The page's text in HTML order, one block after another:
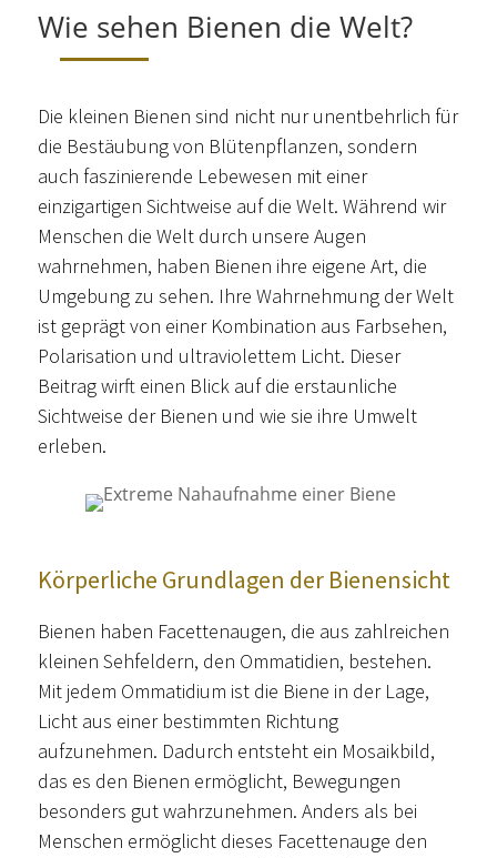
Wie sehen Bienen die Welt?
Die kleinen Bienen sind nicht nur unentbehrlich für
die Bestäubung von Blütenpflanzen, sondern
auch faszinierende Lebewesen mit einer
einzigartigen Sichtweise auf die Welt. Während wir
Menschen die Welt durch unsere Augen
wahrnehmen, haben Bienen ihre eigene Art, die
Umgebung zu sehen. Ihre Wahrnehmung der Welt
ist geprägt von einer Kombination aus Farbsehen,
Polarisation und ultraviolettem Licht. Dieser
Beitrag wirft einen Blick auf die erstaunliche
Sichtweise der Bienen und wie sie ihre Umwelt
erleben.
Körperliche Grundlagen der Bienensicht
Bienen haben Facettenaugen, die aus zahlreichen
kleinen Sehfeldern, den Ommatidien, bestehen.
Mit jedem Ommatidium ist die Biene in der Lage,
Licht aus einer bestimmten Richtung
aufzunehmen. Dadurch entsteht ein Mosaikbild,
das es den Bienen ermöglicht, Bewegungen
besonders gut wahrzunehmen. Anders als bei
Menschen ermöglicht dieses Facettenauge den